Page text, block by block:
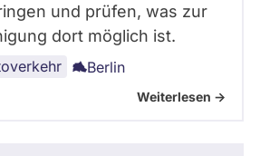
und prüfen, was zur
dort möglich ist.
Berlin
Weiterlesen ->